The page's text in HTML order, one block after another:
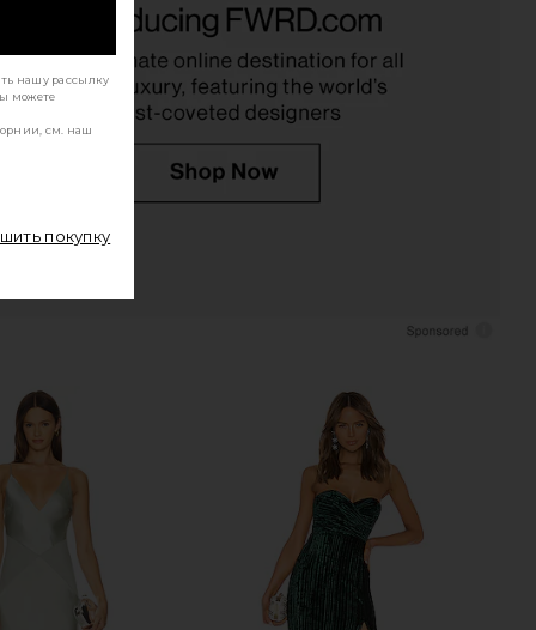
Janeiro Maxi Dress
Uprichard
Katie May Surreal Dress in Deep Sea
Katie May
$250
1960 x REVOLVE
Gown in Green
of Harlow 1960
MAJORELLE Salma Gown in Black
MAJORELLE
$320
нашу рассылку
можете
см. наш
покупку